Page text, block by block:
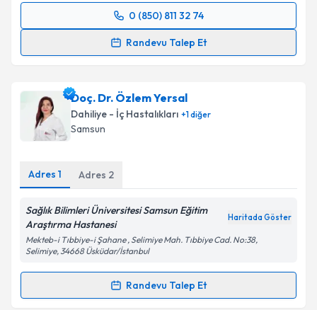
kapsamda işlenmesini kabul ediyorum.
Takvim Talebini Gönder
0 (850) 811 32 74
Randevu Talep Et
Randevu Takvimi Talebi
takvim hazırlandığında e-posta ile bilgilendireceğiz.
E-posta Adresiniz
Metni'ni okudum ve kişisel verilerimin belirtilen
kapsamda işlenmesini kabul ediyorum.
Takvim Talebini Gönder
Doç. Dr. Özlem Yersal
Dahiliye - İç Hastalıkları +1diğer
Samsun
Adres 1 Adres 2
Sağlık Bilimleri Üniversitesi Samsun Eğitim
Araştırma Hastanesi
Haritada Göster
Mekteb-i Tıbbiye-i Şahane , Selimiye Mah. Tıbbiye Cad. No:38,
Selimiye, 34668 Üsküdar/İstanbul
Randevu Talep Et
Randevu Takvimi Talebi